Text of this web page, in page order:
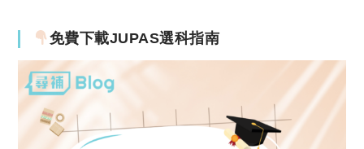
免費下載JUPAS選科指南